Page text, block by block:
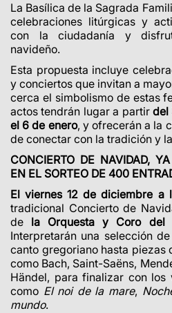
La Basílica de la Sagrada
celebraciones litúrgicas y
con la ciudadanía y
navideño.
Esta propuesta incluye
y conciertos que invitan a
cerca el simbolismo de estas
actos tendrán lugar a partirdel
el 6 de enero, y ofrecerán a la
de conectar con la tradición y
CONCIERTO DE NAVIDAD,
EN EL SORTEO DE 400
El viernes 12 de diciembre a
tradicional Concierto de
de la Orquesta y Coro del
Interpretarán una selección
canto gregoriano hasta piezas
como Bach, Saint-Saëns,
Händel, para finalizar con los
como El noi de la mare,
mundo.